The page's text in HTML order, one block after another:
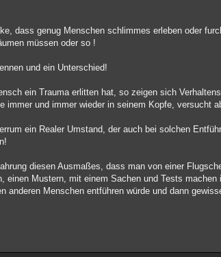
dass genug Menschen schlimmes erleben oder
müssen oder so !
und ein Unterschied!
ein Trauma erlitten hat, so zeigen sich
immer und immer wieder in seinem Kopfe, versucht
ein Realer Umstand, der auch bei solchen
diesen Ausmaßes, dass man von einer
einen Mustern, mit einem Sachen und Tests
anderen Menschen entführen würde und dann